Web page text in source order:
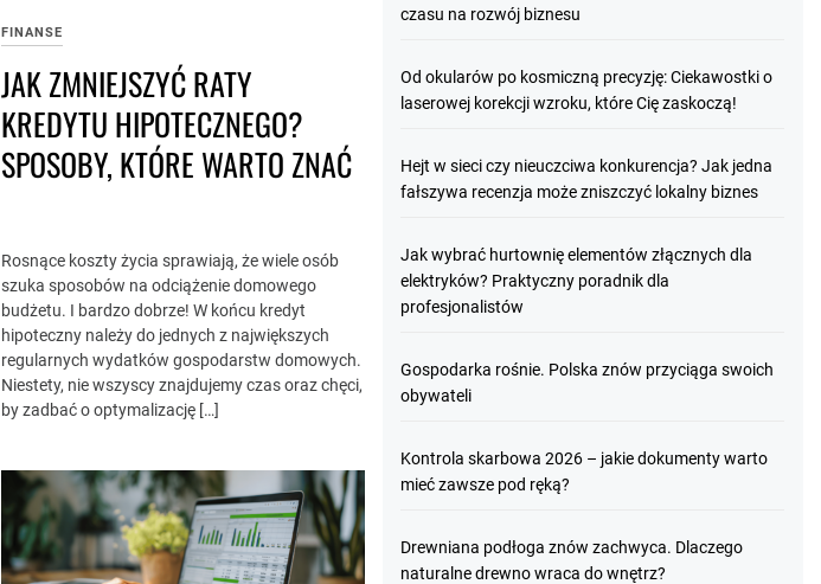
FINANSE
JAK ZMNIEJSZYĆ RATY
KREDYTU HIPOTECZNEGO?
SPOSOBY, KTÓRE WARTO ZNAĆ
Rosnące koszty życia sprawiają, że wiele osób
szuka sposobów na odciążenie domowego
budżetu. I bardzo dobrze! W końcu kredyt
hipoteczny należy do jednych z największych
regularnych wydatków gospodarstw domowych.
Niestety, nie wszyscy znajdujemy czas oraz chęci,
by zadbać o optymalizację […]
czasu na rozwój biznesu
Od okularów po kosmiczną precyzję: Ciekawostki o
laserowej korekcji wzroku, które Cię zaskoczą!
Hejt w sieci czy nieuczciwa konkurencja? Jak jedna
fałszywa recenzja może zniszczyć lokalny biznes
Jak wybrać hurtownię elementów złącznych dla
elektryków? Praktyczny poradnik dla
profesjonalistów
Gospodarka rośnie. Polska znów przyciąga swoich
obywateli
Kontrola skarbowa 2026 – jakie dokumenty warto
mieć zawsze pod ręką?
Drewniana podłoga znów zachwyca. Dlaczego
naturalne drewno wraca do wnętrz?